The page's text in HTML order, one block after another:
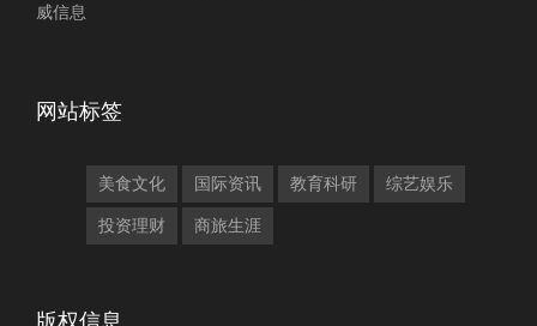
威信息
网站标签
美食文化 国际资讯 教育科研 综艺娱乐
投资理财 商旅生涯
版权信息